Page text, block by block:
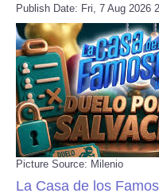
Publish Date: Fri, 7 Aug 2026
Picture Source: Milenio
La Casa de los